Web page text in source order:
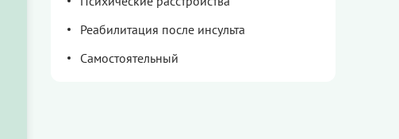
Реабилитация после инсульта
Самостоятельный